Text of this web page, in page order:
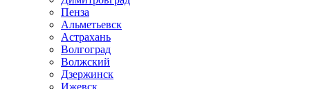
Пенза
Альметьевск
Астрахань
Волгоград
Волжский
Дзержинск
Ижевск